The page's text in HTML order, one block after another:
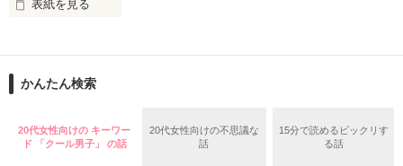
2026.6.5～2026.7.25
＊以前、公開していた話の改稿版です＊
表紙を見る
ションの企画戦略室で働いている。
めた、同期で恋人の石垣守（26）がいるのだが、後輩の姫原由
いた。
守と由羅から『便利屋雛子』と馬鹿にされ、一人こっそり泣い
かんたん検索
20代女性向けの キーワー
ド 「クール男子」 の話
20代女性向けの不思議な
話
15分で読めるビックリす
る話